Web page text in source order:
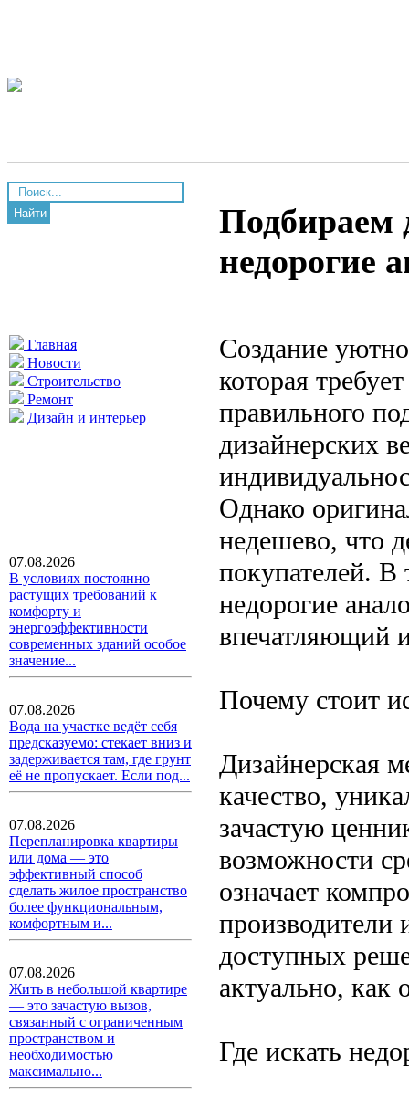
Найти
Главная
Новости
Строительство
Ремонт
Дизайн и интерьер
07.08.2026
В условиях постоянно
растущих требований к
комфорту и
энергоэффективности
современных зданий особое
значение...
07.08.2026
Вода на участке ведёт себя
предсказуемо: стекает вниз и
задерживается там, где грунт
её не пропускает. Если под...
07.08.2026
Перепланировка квартиры
или дома — это
эффективный способ
сделать жилое пространство
более функциональным,
комфортным и...
07.08.2026
Жить в небольшой квартире
— это зачастую вызов,
связанный с ограниченным
пространством и
необходимостью
максимально...
Подбираем
недорогие
Создание
которая
правильного
дизайнерских
Однако
недешево, что
покупателей. В
недорогие
впечатляющий
Почему стоит
Дизайнерская
качество,
зачастую
возможности
означает
производители
доступных
актуально, как
Где искать